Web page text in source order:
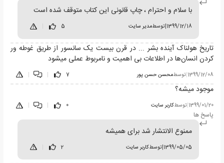
با سلام و احترام ، چاپ قانونی این کتاب متوقف شده است
1399/12/18
|توسطمدیر سایت 5
تاریخ هولناک آینده بشر ... در قرن بیست یک سانسور از طریق غوطه ور
کردن انسان‌ها در اطلاعات بی اهمیت و نامربوط عملی میشود
1399/12/08
|توسطمحسن حسن پور 7
|
|
موجود میشه؟
1399/01/20
|توسطکاربر سایت 0
|
|
پاسخ ها
ممنوع الانتشار شد برای همیشه
1399/05/05
|توسطکاربر سایت 2